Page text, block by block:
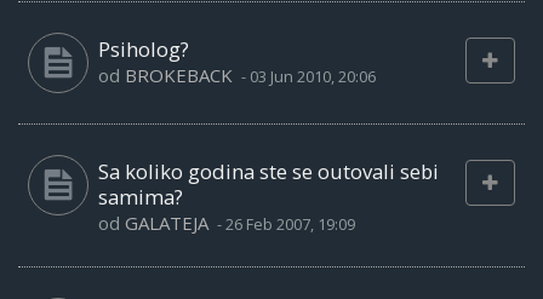
Psiholog?
od BROKEBACK - 03 Jun 2010, 20:06
Sa koliko godina ste se outovali sebi
samima?
od GALATEJA -26 Feb 2007, 19:09